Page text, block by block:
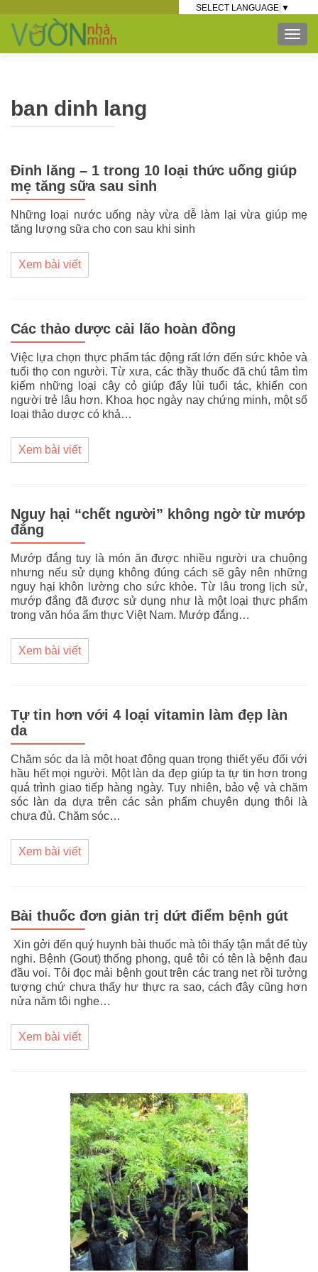
SELECT LANGUAGE ▼
ban dinh lang
Đinh lăng – 1 trong 10 loại thức uống giúp
mẹ tăng sữa sau sinh
Những loại nước uống này vừa dễ làm lại vừa giúp mẹ
tăng lượng sữa cho con sau khi sinh
Xem bài viết
Các thảo dược cải lão hoàn đồng
Việc lựa chọn thực phẩm tác động rất lớn đến sức khỏe và
tuổi thọ con người. Từ xưa, các thầy thuốc đã chú tâm tìm
kiếm những loại cây cỏ giúp đẩy lùi tuổi tác, khiến con
người trẻ lâu hơn. Khoa học ngày nay chứng minh, một số
loại thảo dược có khả…
Xem bài viết
Nguy hại “chết người” không ngờ từ mướp
đắng
Mướp đắng tuy là món ăn được nhiều người ưa chuộng
nhưng nếu sử dụng không đúng cách sẽ gây nên những
nguy hại khôn lường cho sức khỏe. Từ lâu trong lịch sử,
mướp đắng đã được sử dụng như là một loại thực phẩm
trong văn hóa ẩm thực Việt Nam. Mướp đắng…
Xem bài viết
Tự tin hơn với 4 loại vitamin làm đẹp làn
da
Chăm sóc da là một hoạt động quan trọng thiết yếu đối với
hầu hết mọi người. Một làn da đẹp giúp ta tự tin hơn trong
quá trình giao tiếp hàng ngày. Tuy nhiên, bảo vệ và chăm
sóc làn da dựa trên các sản phẩm chuyên dụng thôi là
chưa đủ. Chăm sóc…
Xem bài viết
Bài thuốc đơn giản trị dứt điểm bệnh gút
Xin gởi đến quý huynh bài thuốc mà tôi thấy tận mắt để tùy
nghi. Bệnh (Gout) thống phong, quê tôi có tên là bệnh đau
đầu voi. Tôi đọc mải bệnh gout trên các trang net rồi tưởng
tượng chứ chưa thấy hư thực ra sao, cách đây cũng hơn
nửa năm tôi nghe…
Xem bài viết